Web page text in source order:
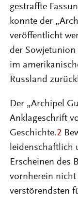
gestraffte
konnte der
veröffentlicht
der Sowjetunion
im
Russland
Der „Archipel
Anklageschrift
Geschichte.2
leidenschaftlich
Erscheinen des
vornherein nicht
verstörendsten